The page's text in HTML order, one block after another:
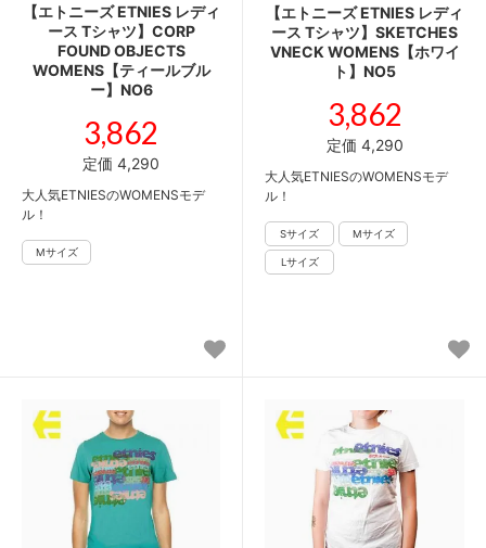
【エトニーズ ETNIES レディ
ース Tシャツ】CORP
FOUND OBJECTS
WOMENS【ティールブル
ー】NO6
3,862
定価 4,290
大人気ETNIESのWOMENSモデ
ル！
【エトニーズ ETNIES レディ
ース Tシャツ】SKETCHES
VNECK WOMENS【ホワイ
ト】NO5
3,862
定価 4,290
大人気ETNIESのWOMENSモデ
ル！